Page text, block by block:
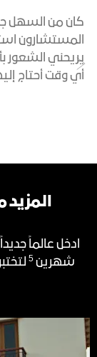
التالي
كان من السهل
المستشارون
يريحني الشعور
أي وقت أحتاج
المزيد
ادخل عالماً
شهرين5